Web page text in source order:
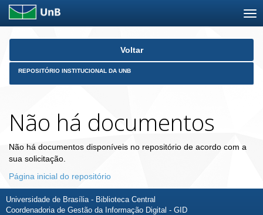
Skip
Voltar
REPOSITÓRIO INSTITUCIONAL DA UNB
Não há documentos
Não há documentos disponíveis no repositório de acordo com a
sua solicitação.
Página inicial do repositório
Universidade de Brasília - Biblioteca Central
Coordenadoria de Gestão da Informação Digital - GID